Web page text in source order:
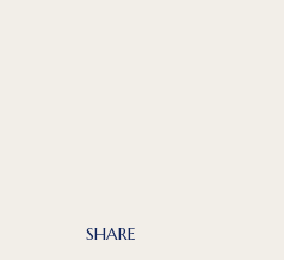
SHARE